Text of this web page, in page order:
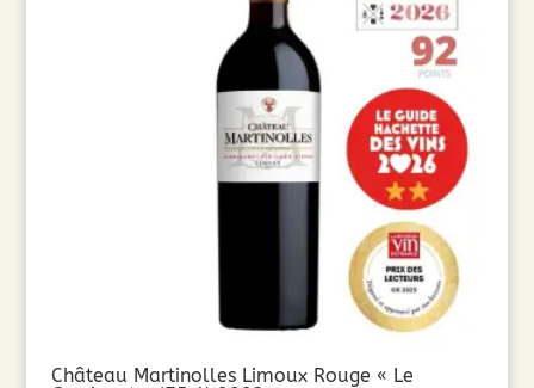
Château Martinolles Limoux Rouge « Le